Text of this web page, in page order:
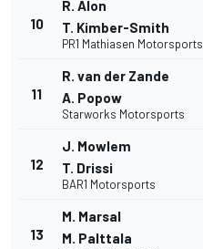
10
R. Alon
T. Kimber-Smith
PR1 Mathiasen Motorsports
11
R. van der Zande
A. Popow
Starworks Motorsports
12
J. Mowlem
T. Drissi
BAR1 Motorsports
13
M. Marsal
M. Palttala